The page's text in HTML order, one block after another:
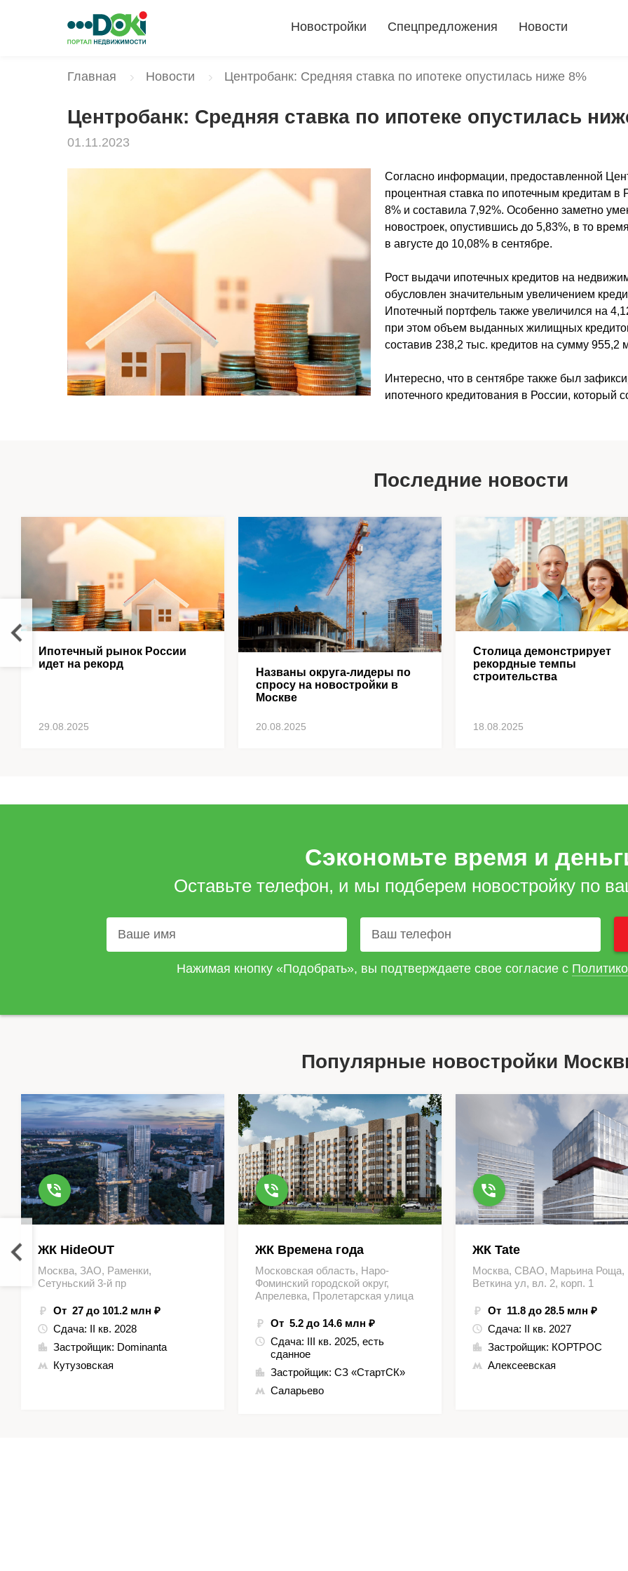
Новостройки Спецпредложения Новости
Главная Новости Центробанк: Средняя ставка по ипотеке опустилась ниже 8%
Центробанк: Средняя ставка по ипотеке опустилась
01.11.2023
Согласно информации, предоставленной
процентная ставка по ипотечным кредитам
8% и составила 7,92%. Особенно заметно
новостроек, опустившись до 5,83%, в то
в августе до 10,08% в сентябре.
Рост выдачи ипотечных кредитов на
обусловлен значительным увеличением
Ипотечный портфель также увеличился на
при этом объем выданных жилищных
составив 238,2 тыс. кредитов на сумму 955,2
Интересно, что в сентябре также был
ипотечного кредитования в России, который
Последние новости
Ипотечный рынок России
идет на рекорд
29.08.2025
Названы округа-лидеры по
спросу на новостройки в
Москве
20.08.2025
Столица демонстрирует
рекордные темпы
строительства
18.08.2025
Сэкономьте время и
Оставьте телефон, и мы подберем новостройку по
Нажимая кнопку «Подобрать», вы подтверждаете свое согласие с
Популярные новостройки
ЖК HideOUT
Москва, ЗАО, Раменки,
Сетуньский 3-й пр
От 27 до 101.2 млн ₽
Сдача: II кв. 2028
Застройщик: Dominanta
Кутузовская
ЖК Времена года
Московская область, Наро-
Фоминский городской округ,
Апрелевка, Пролетарская улица
От 5.2 до 14.6 млн ₽
Сдача: III кв. 2025, есть
сданное
Застройщик: СЗ «СтартСК»
Саларьево
ЖК Tate
Москва, СВАО, Марьина Роща,
Веткина ул, вл. 2, корп. 1
От 11.8 до 28.5 млн ₽
Сдача: II кв. 2027
Застройщик: КОРТРОС
Алексеевская